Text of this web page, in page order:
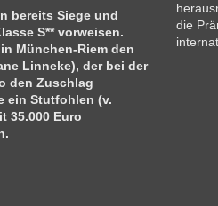
bereits Siege und
S** vorweisen.
München-Riem den
Linneke), der bei der
den Zuschlag
ein Stutfohlen (v.
35.000 Euro
die